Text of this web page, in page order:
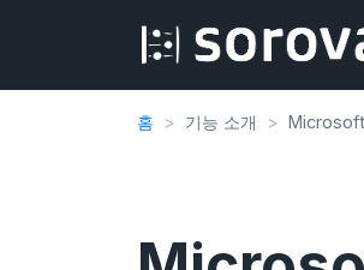
홈 기능 소개